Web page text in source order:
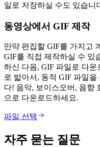
일로 저장하실 수도 있습니
동영상에서 GIF 제작
만약 편집할 GIF를 가지고
GIF를 직접 제작하실 수 있
하신 다음, GIF 파일로 다
로 밟아서, 동적 GIF 파일
다! 음악, 보이스오버, 음향
으로 다운로드하세요.
파일 선택
자주 묻는 질문